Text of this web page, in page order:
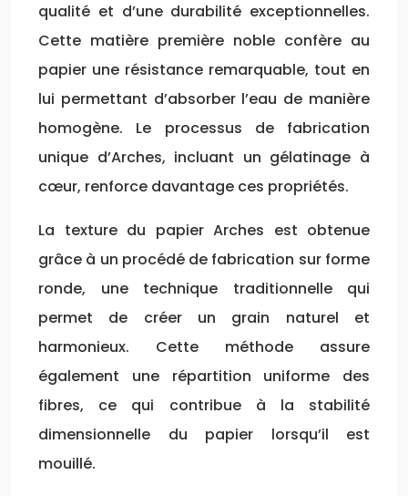
qualité et d’une durabilité exceptionnelles.
Cette matière première noble confère au
papier une résistance remarquable, tout en
lui permettant d’absorber l’eau de manière
homogène. Le processus de fabrication
unique d’Arches, incluant un gélatinage à
cœur, renforce davantage ces propriétés.
La texture du papier Arches est obtenue
grâce à un procédé de fabrication sur forme
ronde, une technique traditionnelle qui
permet de créer un grain naturel et
harmonieux. Cette méthode assure
également une répartition uniforme des
fibres, ce qui contribue à la stabilité
dimensionnelle du papier lorsqu’il est
mouillé.